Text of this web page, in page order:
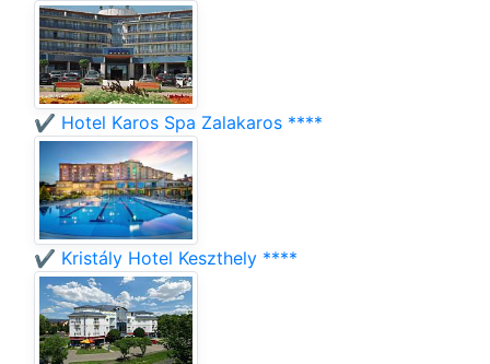
✔️ Hotel Karos Spa Zalakaros ****
✔️ Kristály Hotel Keszthely ****